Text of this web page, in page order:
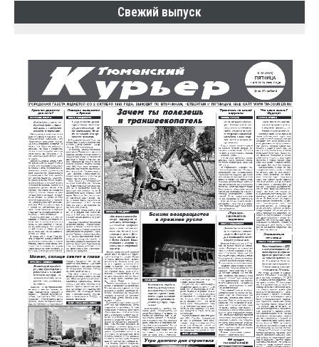
Свежий выпуск